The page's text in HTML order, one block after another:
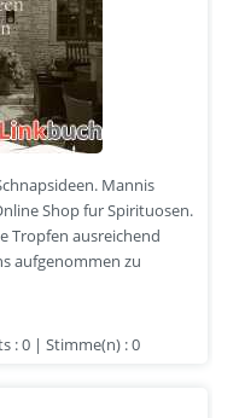
Mannis
Shop fur Spirituosen.
Tropfen ausreichend
aufgenommen zu
: 0 | Stimme(n) : 0